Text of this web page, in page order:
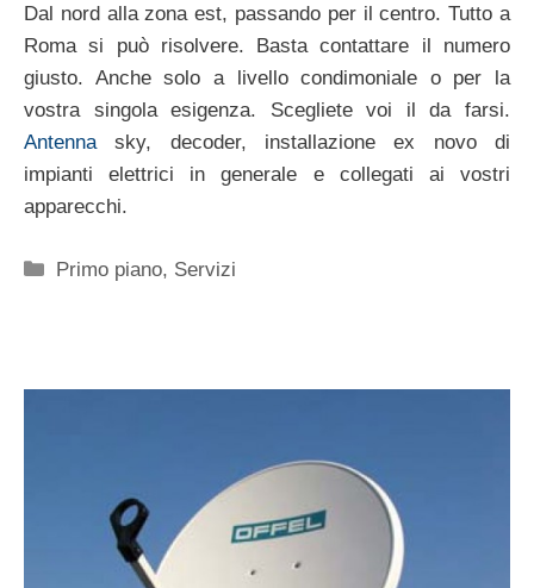
Dal nord alla zona est, passando per il centro. Tutto a
Roma si può risolvere. Basta contattare il numero
giusto. Anche solo a livello condimoniale o per la
vostra singola esigenza. Scegliete voi il da farsi.
Antenna sky, decoder, installazione ex novo di
impianti elettrici in generale e collegati ai vostri
apparecchi.
Categorie
Primo piano, Servizi